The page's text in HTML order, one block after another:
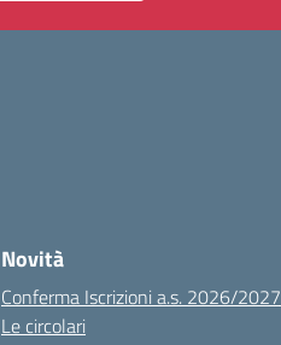
Novità
Conferma Iscrizioni a.s. 2026/2027
Le circolari